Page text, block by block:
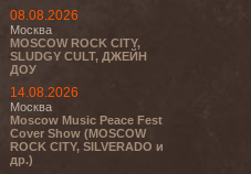
08.08.2026
Москва
MOSCOW ROCK CITY,
SLUDGY CULT, ДЖЕЙН
ДОУ
14.08.2026
Москва
Moscow Music Peace Fest
Cover Show (MOSCOW
ROCK CITY, SILVERADO и
др.)